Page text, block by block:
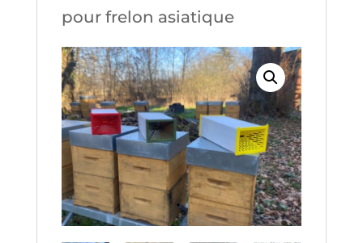
pour frelon asiatique